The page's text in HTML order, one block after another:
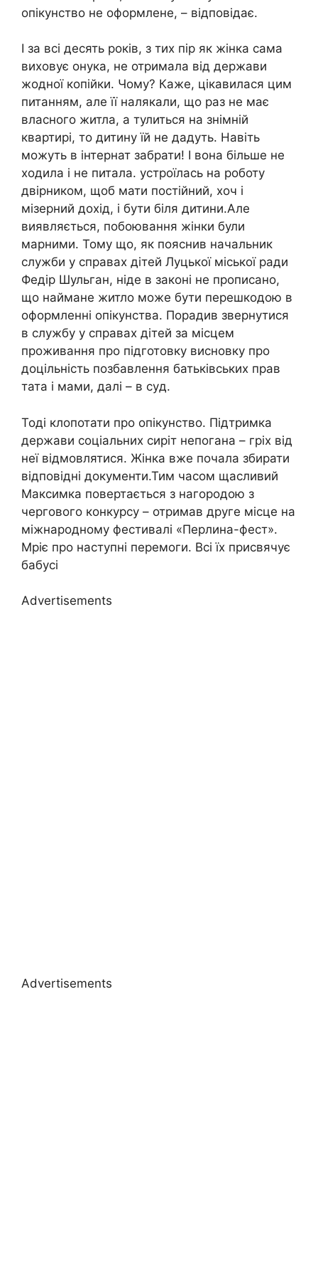
опікунство не оформлене, – відповідає.
І за всі десять років, з тих пір як жінка сама
виховує онука, не отримала від держави
жодної копійки. Чому? Каже, цікавилася цим
питанням, але її налякали, що раз не має
власного житла, а тулиться на знімній
квартирі, то дитину їй не дадуть. Навіть
можуть в інтернат забрати! І вона більше не
ходила і не питала. устроїлась на роботу
двірником, щоб мати постійний, хоч і
мізерний дохід, і бути біля дитини.Але
виявляється, побоювання жінки були
марними. Тому що, як пояснив начальник
служби у справах дітей Луцької міської ради
Федір Шульган, ніде в законі не прописано,
що наймане житло може бути перешкодою в
оформленні опікунства. Порадив звернутися
в службу у справах дітей за місцем
проживання про підготовку висновку про
доцільність позбавлення батьківських прав
тата і мами, далі – в сyд.
Тоді клопотати про опікунство. Підтримка
держави соціальних сиріт непогана – гріх від
неї відмовлятися. Жінка вже почала збирати
відповідні документи.Тим часом щасливий
Максимка повертається з нагородою з
чергового конкурсу – отримав друге місце на
міжнародному фестивалі «Перлина-фест».
Мріє про наступні перемоги. Всі їх присвячує
бабусі
Advertisements
Advertisements